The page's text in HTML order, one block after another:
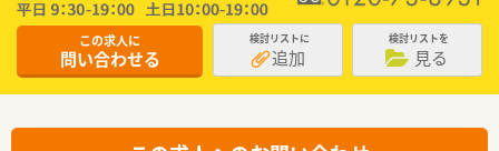
この求人に
問い合わせる
検討リストに
追加
検討リストを
見る